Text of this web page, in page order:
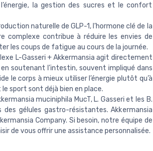
la gestion des sucres et le confort
naturelle de GLP-1, l’hormone clé de la
complexe contribue à réduire les envies de
les coups de fatigue au cours de la journée.
L-Gasseri + Akkermansia agit directement
soutenant l’intestin, souvent impliqué dans
le corps à mieux utiliser l’énergie plutôt qu’à
sport sont déjà bien en place.
muciniphila MucT, L. Gasseri et les B.
gélules gastro-résistantes. Akkermansia
Company. Si besoin, notre équipe de
de vous offrir une assistance personnalisée.